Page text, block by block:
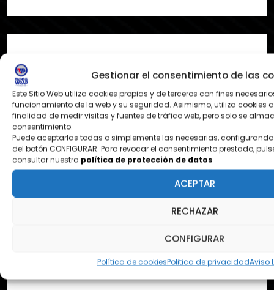
Gestionar el consentimiento de las
Este Sitio Web utiliza cookies propias y de terceros con fines
funcionamiento de la web y su seguridad. Asimismo, utiliza cookies
finalidad de medir visitas y fuentes de tráfico web, pero solo se
consentimiento.
Puede aceptarlas todas o simplemente las necesarias,
del botón CONFIGURAR. Para revocar el consentimiento prestado,
consultar nuestra política de protección de datos
ACEPTAR
RECHAZAR
CONFIGURAR
Política de cookiesPolitica de privacidadAviso
¿DONDE ESTAMOS?
Pol. Ezcabarte calle S Nº12
31194 Oricain - Navarra
contacto@tapeandwrap.org
pedidos@tapeandwrap.org